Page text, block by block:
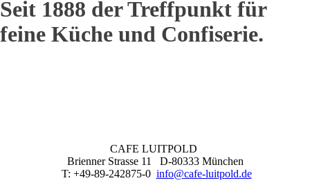
Seit 1888 der Treffpunkt für
feine Küche und Confiserie.
CAFE LUITPOLD
Brienner Strasse 11 D-80333 München
T: +49-89-242875-0 info@cafe-luitpold.de